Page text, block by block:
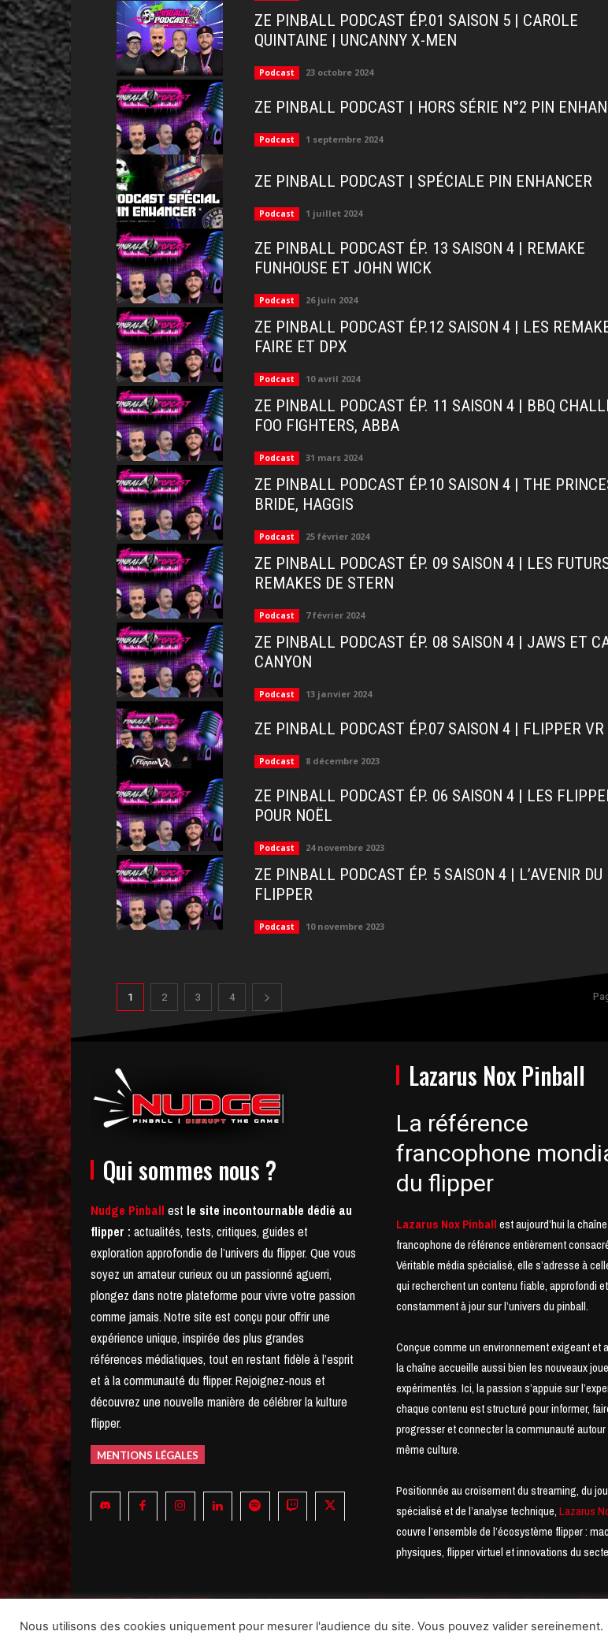
ZE PINBALL PODCAST ÉP.01 SAISON 5 | CAROLE
QUINTAINE | UNCANNY X-MEN
Podcast 23 octobre 2024
ZE PINBALL PODCAST | HORS SÉRIE N°2 PIN
Podcast 1 septembre 2024
ZE PINBALL PODCAST | SPÉCIALE PIN ENHANCER
Podcast 1 juillet 2024
ZE PINBALL PODCAST ÉP. 13 SAISON 4 | REMAKE
FUNHOUSE ET JOHN WICK
Podcast 26 juin 2024
ZE PINBALL PODCAST ÉP.12 SAISON 4 | LES
FAIRE ET DPX
Podcast 10 avril 2024
ZE PINBALL PODCAST ÉP. 11 SAISON 4 | BBQ
FOO FIGHTERS, ABBA
Podcast 31 mars 2024
ZE PINBALL PODCAST ÉP.10 SAISON 4 | THE
BRIDE, HAGGIS
Podcast 25 février 2024
ZE PINBALL PODCAST ÉP. 09 SAISON 4 | LES
REMAKES DE STERN
Podcast 7 février 2024
ZE PINBALL PODCAST ÉP. 08 SAISON 4 | JAWS ET
CANYON
Podcast 13 janvier 2024
ZE PINBALL PODCAST ÉP.07 SAISON 4 | FLIPPER VR
Podcast 8 décembre 2023
ZE PINBALL PODCAST ÉP. 06 SAISON 4 | LES
POUR NOËL
Podcast 24 novembre 2023
ZE PINBALL PODCAST ÉP. 5 SAISON 4 | L’AVENIR DU
FLIPPER
Podcast 10 novembre 2023
1 2 3 4
Qui sommes nous ?
Nudge Pinball est le site incontournable dédié au
flipper : actualités, tests, critiques, guides et
exploration approfondie de l’univers du flipper. Que vous
soyez un amateur curieux ou un passionné aguerri,
plongez dans notre plateforme pour vivre votre passion
comme jamais.Notre site est conçu pour offrir une
expérience unique, inspirée des plus grandes
références médiatiques, tout en restant fidèle à l’esprit
et à la communauté du flipper.Rejoignez-nous et
découvrez une nouvelle manière de célébrer la kulture
flipper.
MENTIONS LÉGALES
Lazarus Nox Pinball
La référence
francophone
du flipper
Lazarus Nox Pinballest aujourd’hui la
francophone de référence entièrement
Véritable média spécialisé, elle s’adresse à
qui recherchent un contenu fiable, approfondi et
constamment à jour sur l’univers du pinball.
Conçue comme un environnement exigeant et
la chaîne accueille aussi bien les nouveaux
expérimentés. Ici, la passion s’appuie sur
chaque contenu est structuré pour informer,
progresser et connecter la communauté autour
même culture.
Positionnée au croisement du streaming, du
spécialisé et de l’analyse technique,Lazarus
couvre l’ensemble de l’écosystème flipper :
physiques, flipper virtuel et innovations du
© 2025- SAS Pinball Mag., Nudge Pinball, Pin Enhancer, Pinball Is Not Dead & Low Score Pinball Wizard
Nous utilisons des cookies uniquement pour mesurer l'audience du site. Vous pouvez valider sereinement.